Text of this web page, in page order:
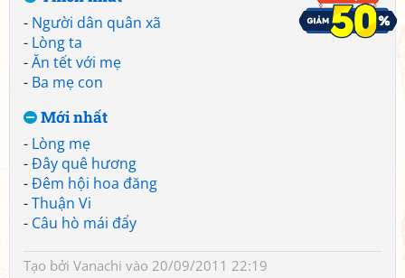
- Người dân quân xã
- Lòng ta
-Ăn tết với mẹ
- Ba mẹ con
Mới nhất
- Lòng mẹ
-Đây quê hương
-Đêm hội hoa đăng
-Thuận Vi
- Câu hò mái đẩy
Tạo bởi Vanachi vào 20/09/2011 22:19